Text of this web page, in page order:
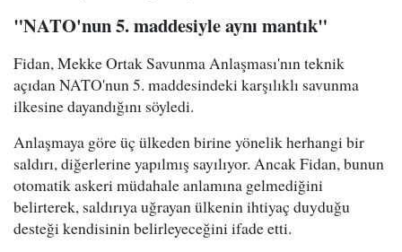
"NATO'nun 5. maddesiyle aynı mantık"
Fidan, Mekke Ortak Savunma Anlaşması'nın teknik
açıdan NATO'nun 5. maddesindeki karşılıklı savunma
ilkesine dayandığını söyledi.
Anlaşmaya göre üç ülkeden birine yönelik herhangi bir
saldırı, diğerlerine yapılmış sayılıyor. Ancak Fidan, bunun
otomatik askeri müdahale anlamına gelmediğini
belirterek, saldırıya uğrayan ülkenin ihtiyaç duyduğu
desteği kendisinin belirleyeceğini ifade etti.